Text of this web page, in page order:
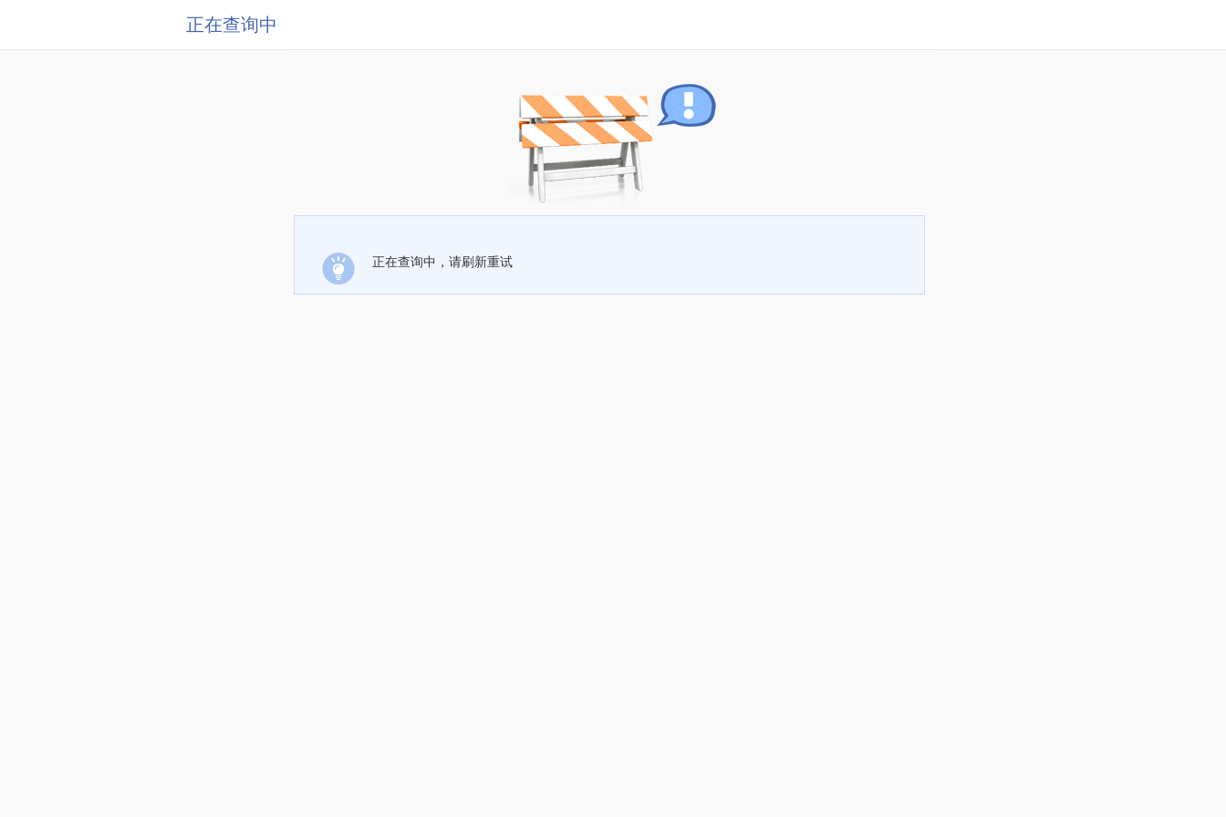
正在查询中
正在查询中，请刷新重试